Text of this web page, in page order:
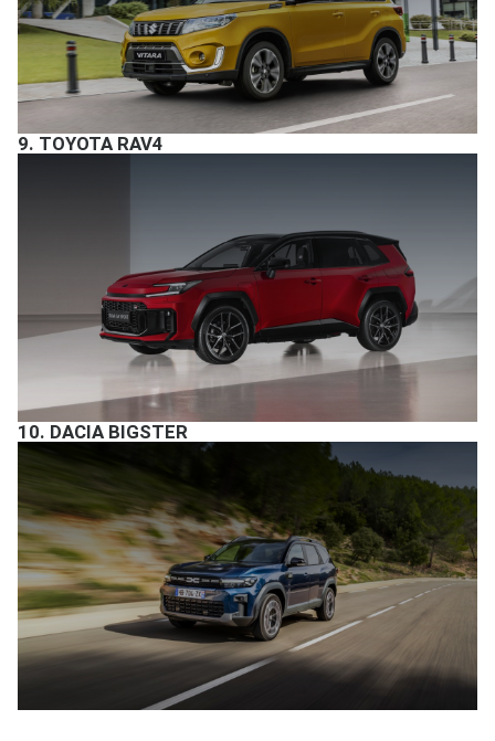
9. TOYOTA RAV4
10. DACIA BIGSTER